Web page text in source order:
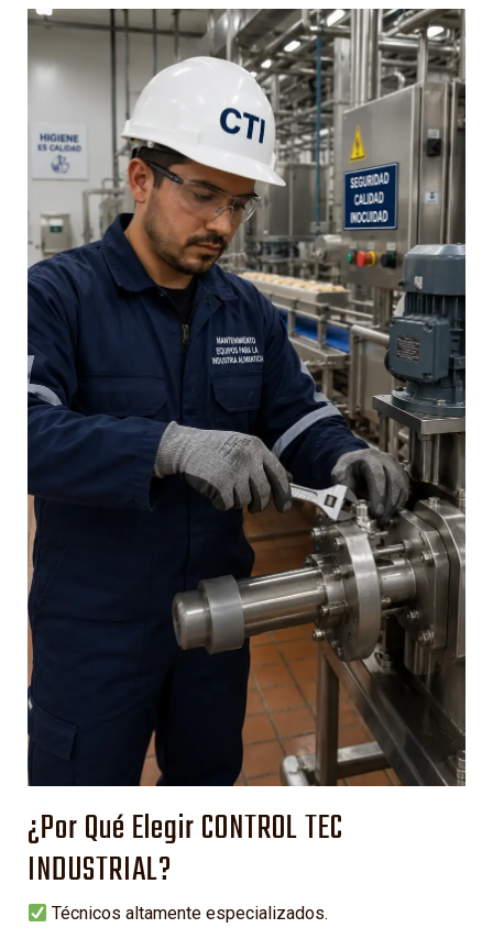
¿Por Qué Elegir CONTROL TEC
INDUSTRIAL?
Técnicos altamente especializados.